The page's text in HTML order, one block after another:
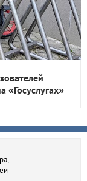
«Госуслугах»